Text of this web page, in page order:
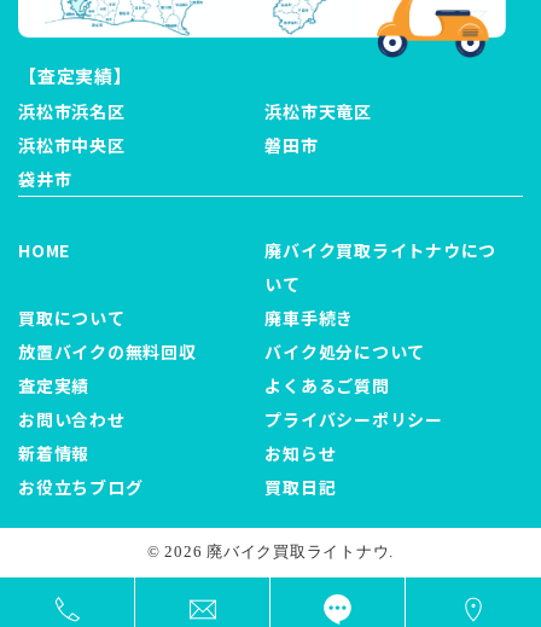
【査定実績】
浜松市浜名区
浜松市天竜区
浜松市中央区
磐田市
袋井市
HOME
廃バイク買取ライトナウにつ
いて
買取について
廃車手続き
放置バイクの無料回収
バイク処分について
査定実績
よくあるご質問
お問い合わせ
プライバシーポリシー
新着情報
お知らせ
お役立ちブログ
買取日記
© 2026 廃バイク買取ライトナウ.